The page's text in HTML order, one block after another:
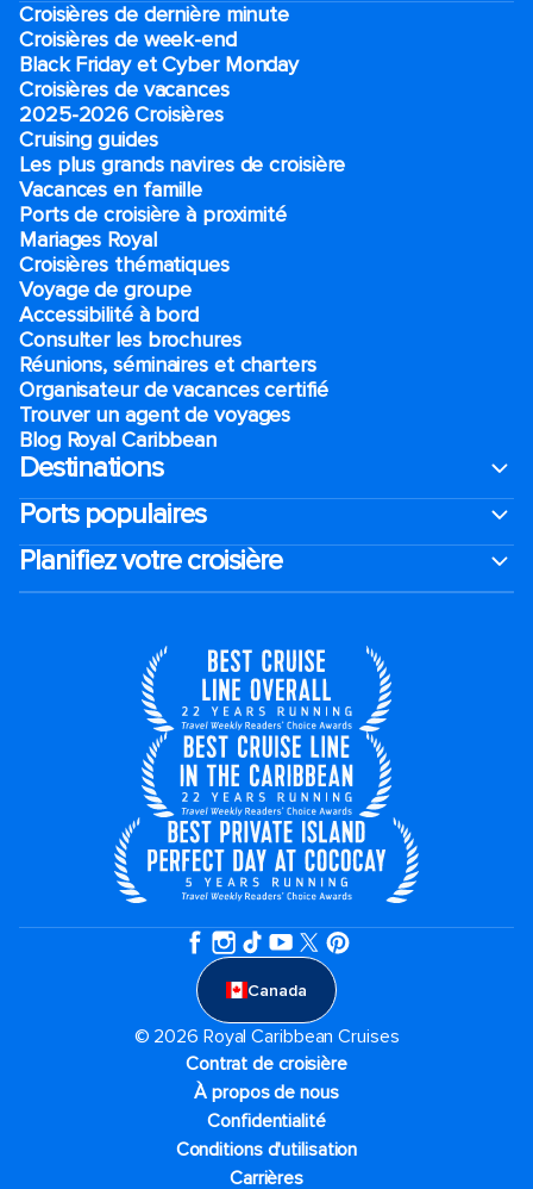
Croisières de dernière minute
Croisières de week-end
Black Friday et Cyber Monday
Croisières de vacances
2025-2026 Croisières
Cruising guides
Les plus grands navires de croisière
Vacances en famille
Ports de croisière à proximité
Mariages Royal
Croisières thématiques
Voyage de groupe​
Accessibilité à bord​
Consulter les brochures
Réunions, séminaires et charters
Organisateur de vacances certifié
Trouver un agent de voyages
Blog Royal Caribbean
Destinations
Ports populaires
Planifiez votre croisière
Canada
© 2026 Royal Caribbean Cruises
Contrat de croisière
À propos de nous
Confidentialité
Conditions d'utilisation
Carrières